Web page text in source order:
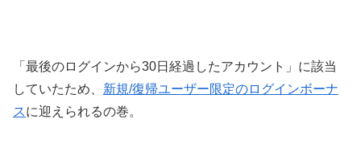
「最後のログインから30日経過したアカウント」に該当
していたため、 新規/復帰ユーザー限定のログインボーナ
スに迎えられるの巻。